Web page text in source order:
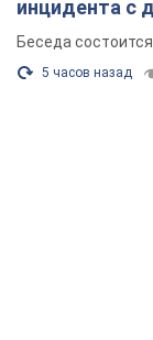
инцидента с
Беседа
5 часов назад